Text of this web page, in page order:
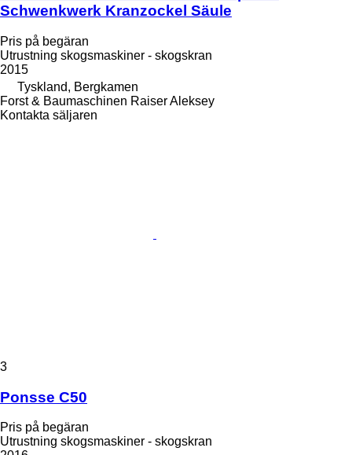
Schwenkwerk Kranzockel Säule
Pris på begäran
Utrustning skogsmaskiner - skogskran
2015
Tyskland, Bergkamen
Forst & Baumaschinen Raiser Aleksey
Kontakta säljaren
3
Ponsse C50
Pris på begäran
Utrustning skogsmaskiner - skogskran